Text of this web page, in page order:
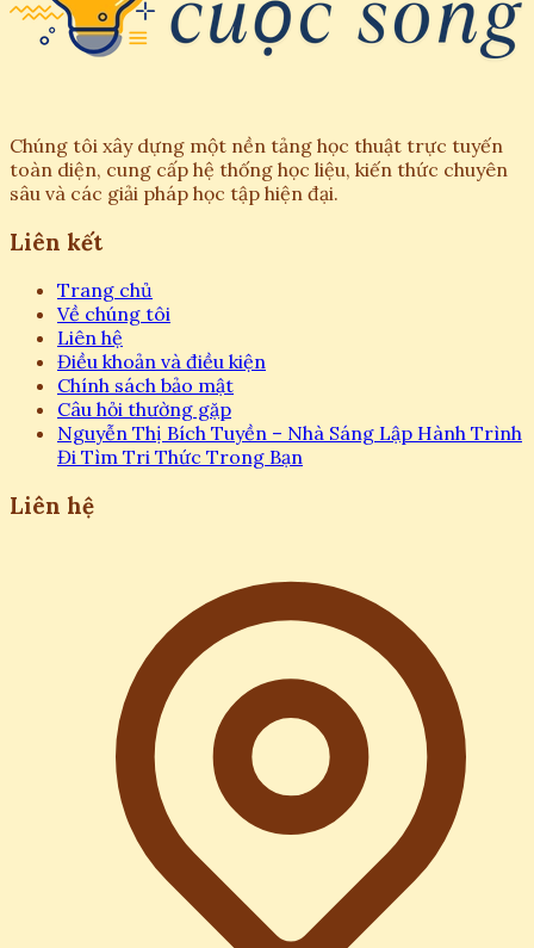
Chúng tôi xây dựng một nền tảng học thuật trực tuyến
toàn diện, cung cấp hệ thống học liệu, kiến thức chuyên
sâu và các giải pháp học tập hiện đại.
Liên kết
Trang chủ
Về chúng tôi
Liên hệ
Điều khoản và điều kiện
Chính sách bảo mật
Câu hỏi thường gặp
Nguyễn Thị Bích Tuyền – Nhà Sáng Lập Hành Trình
Đi Tìm Tri Thức Trong Bạn
Liên hệ